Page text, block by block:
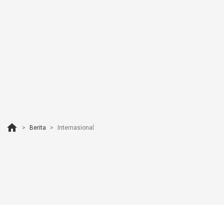
home Berita Internasional